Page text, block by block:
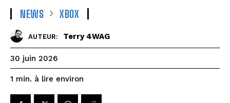
NEWS XBOX
AUTEUR: Terry 4WAG
30 juin 2026
1 min. à lire environ